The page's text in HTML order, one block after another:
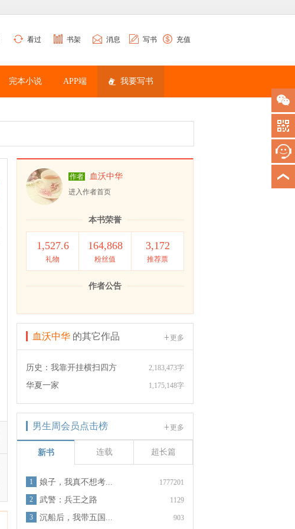
看过 书架 消息 写书 充值
完本小说 APP端 我要写书
作者 血沃中华
进入作者首页
本书荣誉
1,527.6
礼物
164,868
粉丝值
3,172
推荐票
作者公告
更多
血沃中华 的其它作品
2,183,473字
历史：我靠开挂横扫四方
1,175,148字
华夏一家
更多
男生周会员点击榜
新书 连载 超长篇
1777201
1 娘子，我真不想考...
1129
2 武警：兵王之路
903
3 沉船后，我带五国...